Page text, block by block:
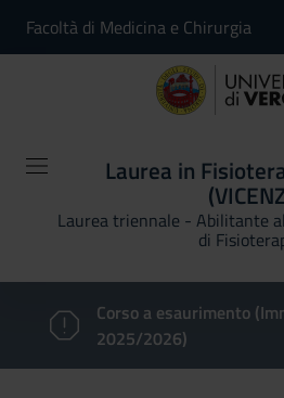
Facoltà di Medicina e Chirurgia
Laurea in
Laurea triennale - Abilitante
di
Corso a esaurimento
2025/2026)